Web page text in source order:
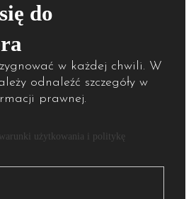
do
w każdej chwili. W
odnaleźć szczegóły w
prawnej.
użytkowania i politykę